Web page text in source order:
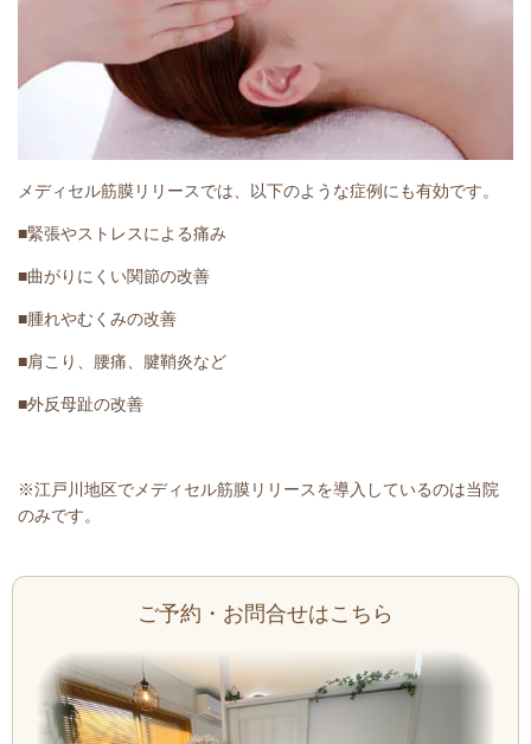
メディセル筋膜リリースでは、以下のような症例にも有効です。
■緊張やストレスによる痛み
■曲がりにくい関節の改善
■腫れやむくみの改善
■肩こり、腰痛、腱鞘炎など
■外反母趾の改善
※江戸川地区でメディセル筋膜リリースを導入しているのは当院
のみです。
ご予約・お問合せはこちら